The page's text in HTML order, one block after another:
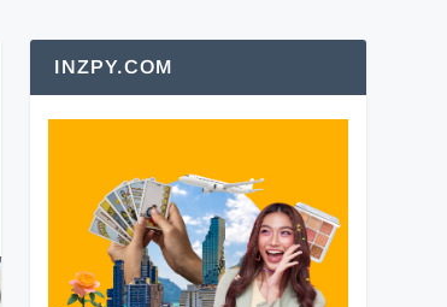
INZPY.COM